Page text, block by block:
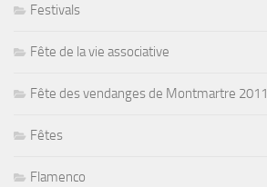
Festivals
Fête de la vie associative
Fête des vendanges de Montmartre 2011
Fêtes
Flamenco